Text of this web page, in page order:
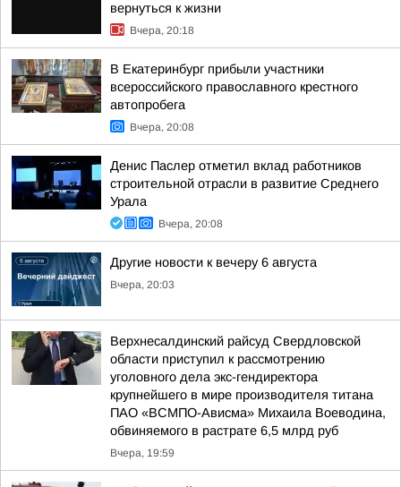
вернуться к жизни
Вчера, 20:18
В Екатеринбург прибыли участники
всероссийского православного крестного
автопробега
Вчера, 20:08
Денис Паслер отметил вклад работников
строительной отрасли в развитие Среднего
Урала
Вчера, 20:08
Другие новости к вечеру 6 августа
Вчера, 20:03
Верхнесалдинский райсуд Свердловской
области приступил к рассмотрению
уголовного дела экс-гендиректора
крупнейшего в мире производителя титана
ПАО «ВСМПО-Ависма» Михаила Воеводина,
обвиняемого в растрате 6,5 млрд руб
Вчера, 19:59